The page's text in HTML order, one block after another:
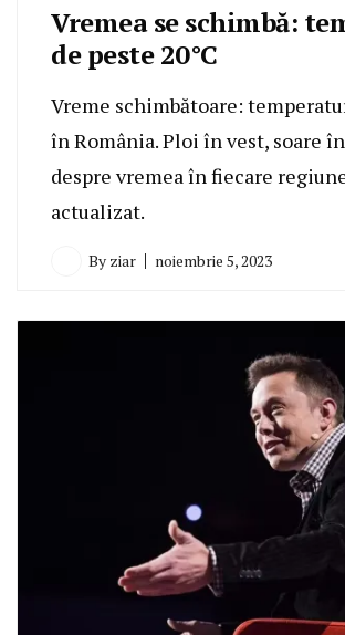
Vremea se schimbă:
de peste 20°C
Vreme schimbătoare:
în România. Ploi în vest, soare
despre vremea în fiecare
actualizat.
By ziar noiembrie 5, 2023